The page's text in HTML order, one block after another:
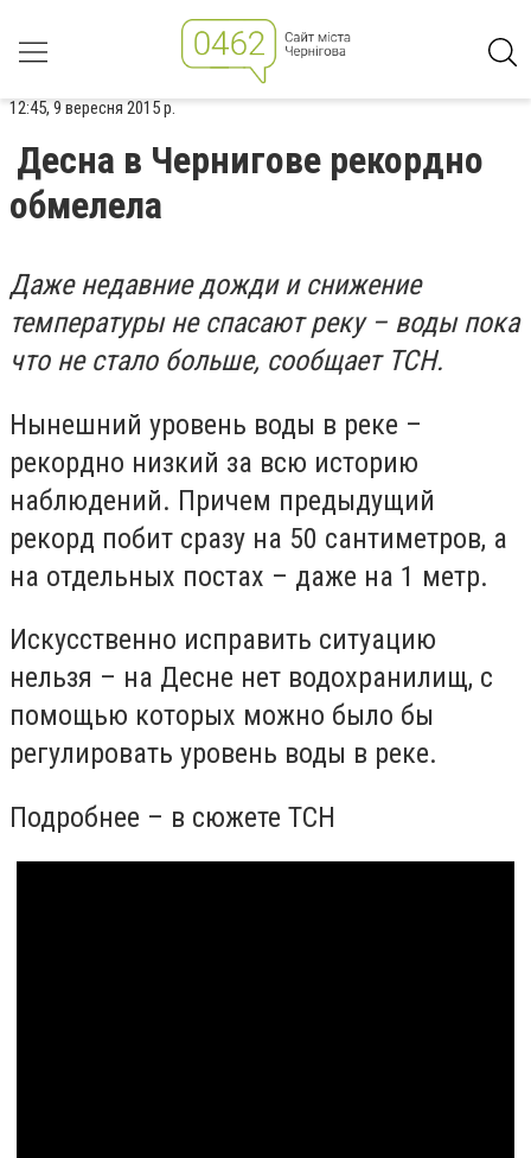
12:45, 9 вересня 2015 р.
Десна в Чернигове рекордно
обмелела
Даже недавние дожди и снижение
температуры не спасают реку – воды пока
что не стало больше, сообщает ТСН.
Нынешний уровень воды в реке –
рекордно низкий за всю историю
наблюдений. Причем предыдущий
рекорд побит сразу на 50 сантиметров, а
на отдельных постах – даже на 1 метр.
Искусственно исправить ситуацию
нельзя – на Десне нет водохранилищ, с
помощью которых можно было бы
регулировать уровень воды в реке.
Подробнее – в сюжете ТСН